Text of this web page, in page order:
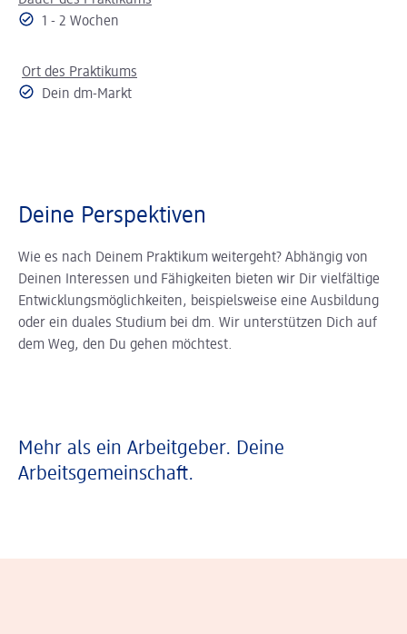
1 - 2 Wochen
Ort des Praktikums
Dein dm-Markt
Deine Perspektiven
Wie es nach Deinem Praktikum weitergeht? Abhängig von
Deinen Interessen und Fähigkeiten bieten wir Dir vielfältige
Entwicklungsmöglichkeiten, beispielsweise eine Ausbildung
oder ein duales Studium bei dm. Wir unterstützen Dich auf
dem Weg, den Du gehen möchtest.
Mehr als ein Arbeitgeber. Deine
Arbeitsgemeinschaft.